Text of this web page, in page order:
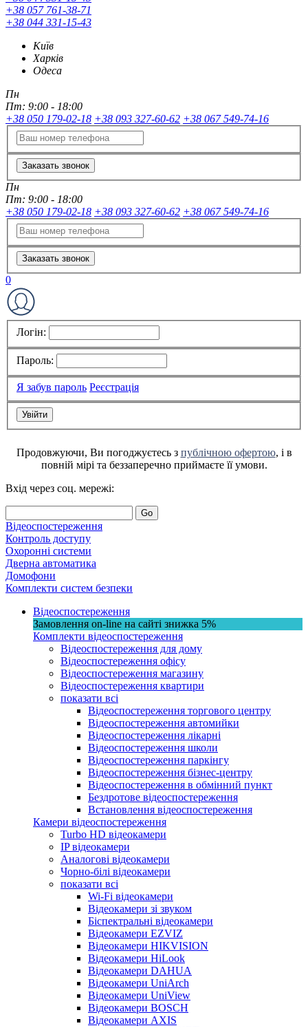
+38 057 761-38-71
+38 044 331-15-43
Київ
Харків
Одеса
Пн
Пт: 9:00 - 18:00
+38 050 179-02-18 +38 093 327-60-62 +38 067 549-74-16
Заказать звонок
Пн
Пт: 9:00 - 18:00
+38 050 179-02-18 +38 093 327-60-62 +38 067 549-74-16
Заказать звонок
0
Логін:
Пароль:
Я забув пароль Реєстрація
Продовжуючи, Ви погоджуєтесь з публічною офертою, і в
повній мірі та беззаперечно приймаєте її умови.
Вхід через соц. мережі:
Go
Відеоспостереження
Контроль доступу
Охоронні системи
Дверна автоматика
Домофони
Комплекти систем безпеки
Відеоспостереження
Замовлення on-line на сайті знижка 5%
Комплекти відеоспостереження
Відеоспостереження для дому
Відеоспостереження офісу
Відеоспостереження магазину
Відеоспостереження квартири
показати всі
Відеоспостереження торгового центру
Відеоспостереження автомийки
Відеоспостереження лікарні
Відеоспостереження школи
Відеоспостереження паркінгу
Відеоспостереження бізнес-центру
Відеоспостереження в обмінний пункт
Бездротове відеоспостереження
Встановлення відеоспостереження
Камери відеоспостереження
Turbo HD відеокамери
IP відеокамери
Аналогові відеокамери
Чорно-білі відеокамери
показати всі
Wi-Fi відеокамери
Відеокамери зі звуком
Біспектральні відеокамери
Відеокамери EZVIZ
Відеокамери HIKVISION
Відеокамери HiLook
Відеокамери DAHUA
Відеокамери UniArch
Відеокамери UniView
Відеокамери BOSCH
Відеокамери AXIS